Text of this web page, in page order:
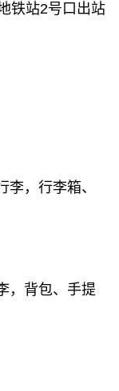
铁站2号口出站
李，行李箱、
，背包、手提